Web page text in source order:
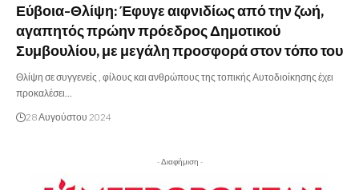
Εύβοια-Θλίψη: Έφυγε αιφνιδίως από την ζωή,
αγαπητός πρώην πρόεδρος Δημοτικού
Συμβουλίου, με μεγάλη προσφορά στον τόπο του
Θλίψη σε συγγενείς , φίλους και ανθρώπους της τοπικής Αυτοδιοίκησης έχει
προκαλέσει…
28 Αυγούστου 2024
- Διαφήμιση -